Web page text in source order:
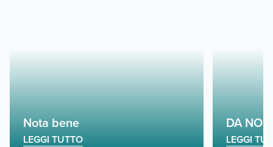
Nota bene
LEGGI TUTTO
DA
LEGGI